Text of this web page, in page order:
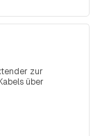
zur
über